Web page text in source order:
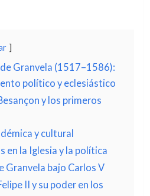
Granvela (1517–1586):
político y eclesiástico
y los primeros
y cultural
en la Iglesia y la política
Granvela bajo Carlos V
II y su poder en los